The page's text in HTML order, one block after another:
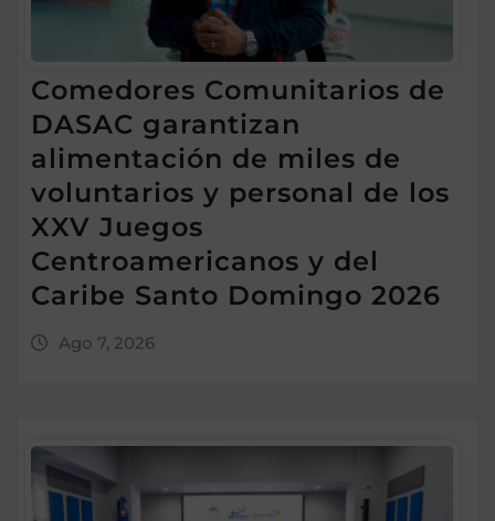
Comedores Comunitarios de
DASAC garantizan
alimentación de miles de
voluntarios y personal de los
XXV Juegos
Centroamericanos y del
Caribe Santo Domingo 2026
Ago 7, 2026